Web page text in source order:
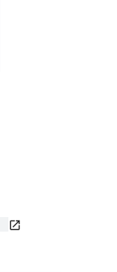
open_in_new